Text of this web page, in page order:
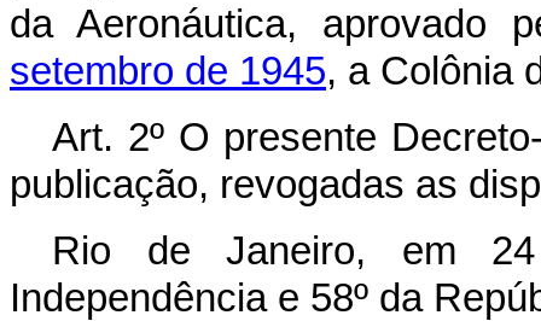
da Aeronáutica, aprovado
setembro de 1945, a Colônia
Art. 2º O presente
publicação, revogadas as
Rio de Janeiro, em
Independência e 58º da